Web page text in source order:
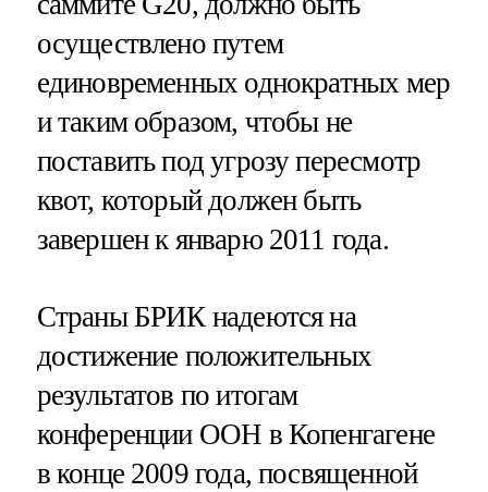
осуществлено путем
единовременных однократных мер
и таким образом, чтобы не
поставить под угрозу пересмотр
квот, который должен быть
завершен к январю 2011 года.
Страны БРИК надеются на
достижение положительных
результатов по итогам
конференции ООН в Копенгагене
в конце 2009 года, посвященной